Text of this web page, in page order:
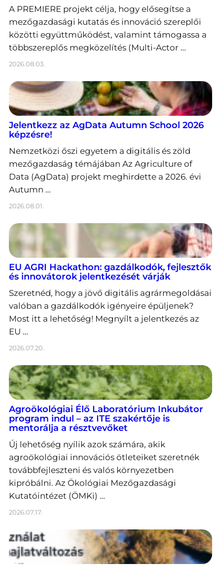
A PREMIERE projekt célja, hogy elősegítse a
mezőgazdasági kutatás és innováció szereplői
közötti együttműködést, valamint támogassa a
többszereplős megközelítés (Multi-Actor …
2026.08.03.
Jelentkezz az AgData Autumn School 2026
képzésre!
Nemzetközi őszi egyetem a digitális és zöld
mezőgazdaság témájában Az Agriculture of
Data (AgData) projekt meghirdette a 2026. évi
Autumn …
2026.08.01.
EU AGRI Hackathon: gazdálkodók, fejlesztők
és innovátorok jelentkezését várják
Szeretnéd, hogy a jövő digitális agrármegoldásai
valóban a gazdálkodók igényeire épüljenek?
Most itt a lehetőség! Megnyílt a jelentkezés az
EU …
2026.07.20.
Agroökológiai Élő Laboratórium Inkubátor
program indul – az ITE szakértője is
mentorálja a résztvevőket
Új lehetőség nyílik azok számára, akik
agroökológiai innovációs ötleteiket szeretnék
továbbfejleszteni és valós környezetben
kipróbálni. Az Ökológiai Mezőgazdasági
Kutatóintézet (ÖMKi) …
2026.07.17.